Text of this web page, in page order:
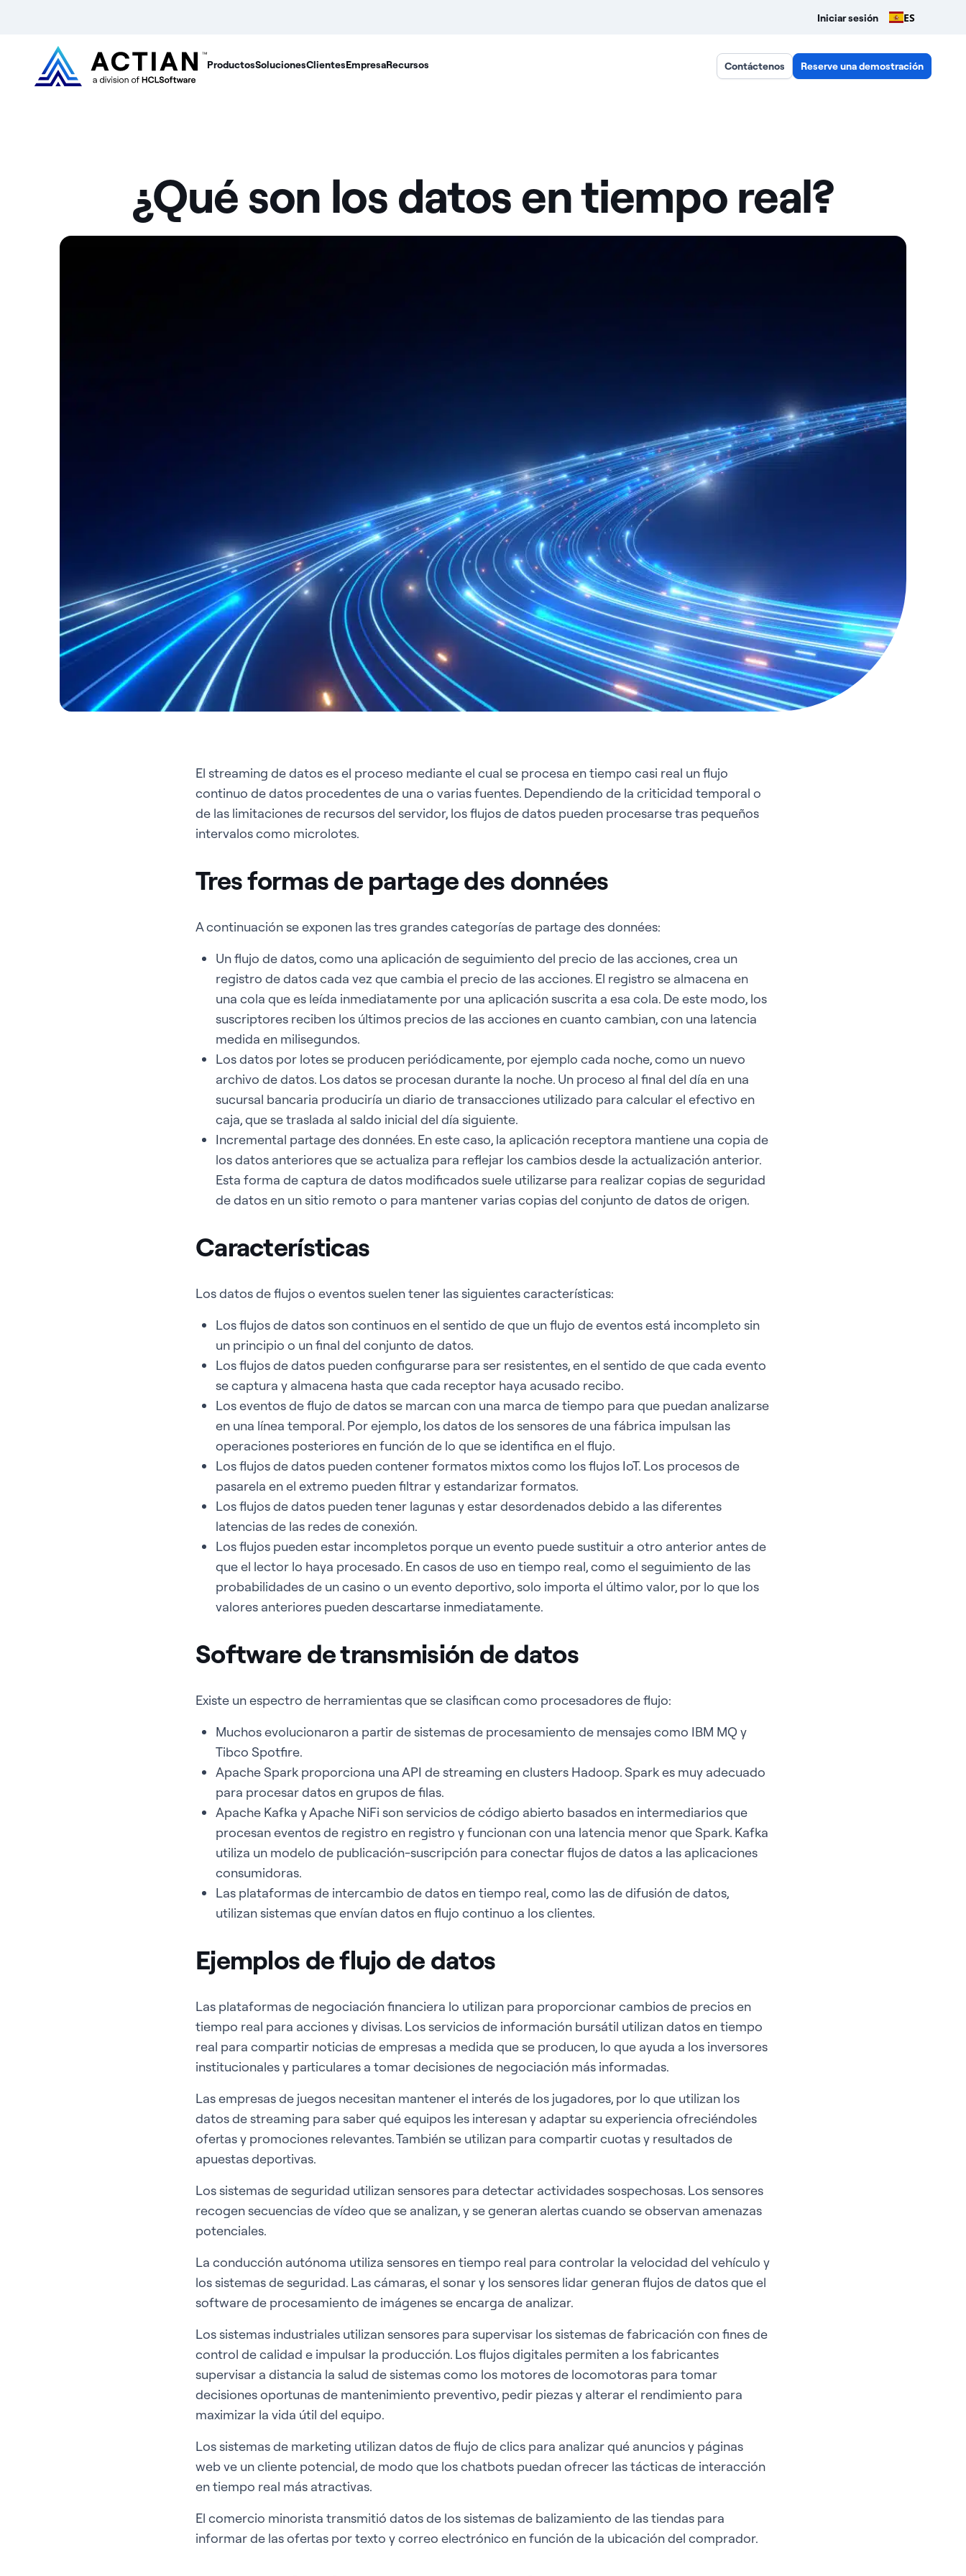
Iniciar sesión ES
ProductosSolucionesClientesEmpresaRecursos Contáctenos Reserve una demostración
¿Qué son los datos en tiempo real?
El streaming de datos es el proceso mediante el cual se procesa en tiempo casi real un flujo
continuo de datos procedentes de una o varias fuentes. Dependiendo de la criticidad temporal o
de las limitaciones de recursos del servidor, los flujos de datos pueden procesarse tras pequeños
intervalos como microlotes.
Tres formas de partage des données
A continuación se exponen las tres grandes categorías de partage des données:
Un flujo de datos, como una aplicación de seguimiento del precio de las acciones, crea un
registro de datos cada vez que cambia el precio de las acciones. El registro se almacena en
una cola que es leída inmediatamente por una aplicación suscrita a esa cola. De este modo, los
suscriptores reciben los últimos precios de las acciones en cuanto cambian, con una latencia
medida en milisegundos.
Los datos por lotes se producen periódicamente, por ejemplo cada noche, como un nuevo
archivo de datos. Los datos se procesan durante la noche. Un proceso al final del día en una
sucursal bancaria produciría un diario de transacciones utilizado para calcular el efectivo en
caja, que se traslada al saldo inicial del día siguiente.
Incremental partage des données. En este caso, la aplicación receptora mantiene una copia de
los datos anteriores que se actualiza para reflejar los cambios desde la actualización anterior.
Esta forma de captura de datos modificados suele utilizarse para realizar copias de seguridad
de datos en un sitio remoto o para mantener varias copias del conjunto de datos de origen.
Características
Los datos de flujos o eventos suelen tener las siguientes características:
Los flujos de datos son continuos en el sentido de que un flujo de eventos está incompleto sin
un principio o un final del conjunto de datos.
Los flujos de datos pueden configurarse para ser resistentes, en el sentido de que cada evento
se captura y almacena hasta que cada receptor haya acusado recibo.
Los eventos de flujo de datos se marcan con una marca de tiempo para que puedan analizarse
en una línea temporal. Por ejemplo, los datos de los sensores de una fábrica impulsan las
operaciones posteriores en función de lo que se identifica en el flujo.
Los flujos de datos pueden contener formatos mixtos como los flujos IoT. Los procesos de
pasarela en el extremo pueden filtrar y estandarizar formatos.
Los flujos de datos pueden tener lagunas y estar desordenados debido a las diferentes
latencias de las redes de conexión.
Los flujos pueden estar incompletos porque un evento puede sustituir a otro anterior antes de
que el lector lo haya procesado. En casos de uso en tiempo real, como el seguimiento de las
probabilidades de un casino o un evento deportivo, solo importa el último valor, por lo que los
valores anteriores pueden descartarse inmediatamente.
Software de transmisión de datos
Existe un espectro de herramientas que se clasifican como procesadores de flujo:
Muchos evolucionaron a partir de sistemas de procesamiento de mensajes como IBM MQ y
Tibco Spotfire.
Apache Spark proporciona una API de streaming en clusters Hadoop. Spark es muy adecuado
para procesar datos en grupos de filas.
Apache Kafka y Apache NiFi son servicios de código abierto basados en intermediarios que
procesan eventos de registro en registro y funcionan con una latencia menor que Spark. Kafka
utiliza un modelo de publicación-suscripción para conectar flujos de datos a las aplicaciones
consumidoras.
Las plataformas de intercambio de datos en tiempo real, como las de difusión de datos,
utilizan sistemas que envían datos en flujo continuo a los clientes.
Ejemplos de flujo de datos
Las plataformas de negociación financiera lo utilizan para proporcionar cambios de precios en
tiempo real para acciones y divisas. Los servicios de información bursátil utilizan datos en tiempo
real para compartir noticias de empresas a medida que se producen, lo que ayuda a los inversores
institucionales y particulares a tomar decisiones de negociación más informadas.
Las empresas de juegos necesitan mantener el interés de los jugadores, por lo que utilizan los
datos de streaming para saber qué equipos les interesan y adaptar su experiencia ofreciéndoles
ofertas y promociones relevantes. También se utilizan para compartir cuotas y resultados de
apuestas deportivas.
Los sistemas de seguridad utilizan sensores para detectar actividades sospechosas. Los sensores
recogen secuencias de vídeo que se analizan, y se generan alertas cuando se observan amenazas
potenciales.
La conducción autónoma utiliza sensores en tiempo real para controlar la velocidad del vehículo y
los sistemas de seguridad. Las cámaras, el sonar y los sensores lidar generan flujos de datos que el
software de procesamiento de imágenes se encarga de analizar.
Los sistemas industriales utilizan sensores para supervisar los sistemas de fabricación con fines de
control de calidad e impulsar la producción. Los flujos digitales permiten a los fabricantes
supervisar a distancia la salud de sistemas como los motores de locomotoras para tomar
decisiones oportunas de mantenimiento preventivo, pedir piezas y alterar el rendimiento para
maximizar la vida útil del equipo.
Los sistemas de marketing utilizan datos de flujo de clics para analizar qué anuncios y páginas
web ve un cliente potencial, de modo que los chatbots puedan ofrecer las tácticas de interacción
en tiempo real más atractivas.
El comercio minorista transmitió datos de los sistemas de balizamiento de las tiendas para
informar de las ofertas por texto y correo electrónico en función de la ubicación del comprador.